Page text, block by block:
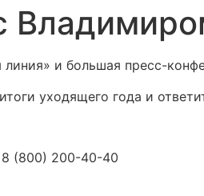
и большая пресс-
уходящего года и
(800) 200-40-40